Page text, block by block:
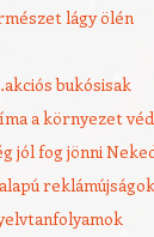
lágy ölén
bukósisak
a környezet
jól fog jönni